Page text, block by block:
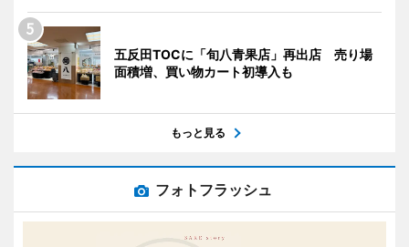
五反田TOCに「旬八青果店」再出店 売り場
面積増、買い物カート初導入も
もっと見る
フォトフラッシュ